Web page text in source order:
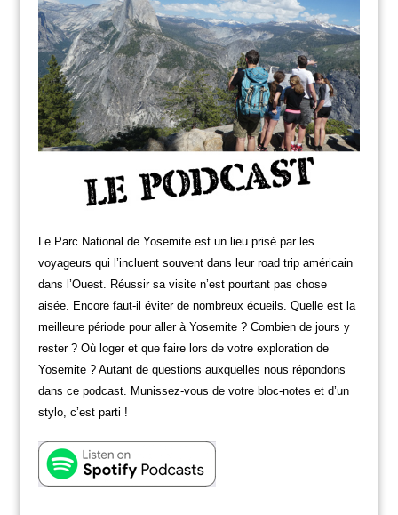
Le Parc National de Yosemite est un lieu prisé par les
voyageurs qui l’incluent souvent dans leur road trip américain
dans l’Ouest. Réussir sa visite n’est pourtant pas chose
aisée. Encore faut-il éviter de nombreux écueils. Quelle est la
meilleure période pour aller à Yosemite ? Combien de jours y
rester ? Où loger et que faire lors de votre exploration de
Yosemite ? Autant de questions auxquelles nous répondons
dans ce podcast. Munissez-vous de votre bloc-notes et d’un
stylo, c’est parti !